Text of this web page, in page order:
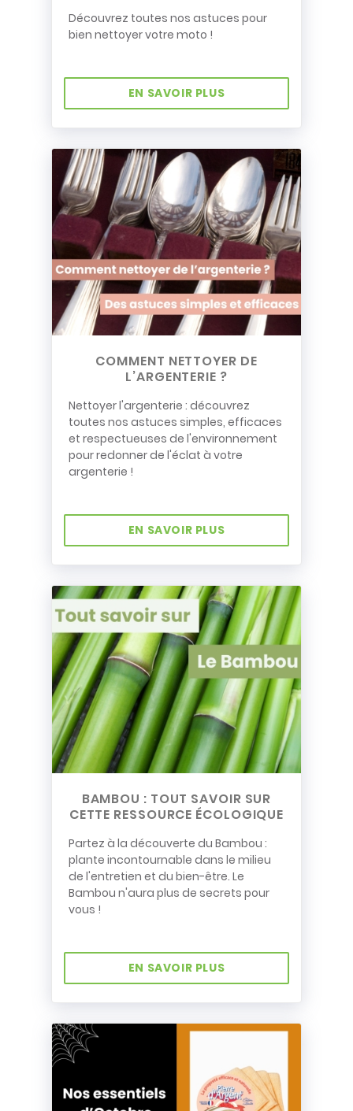
Découvrez toutes nos astuces pour
bien nettoyer votre moto !
EN SAVOIR PLUS
COMMENT NETTOYER DE
L’ARGENTERIE ?
Nettoyer l'argenterie : découvrez
toutes nos astuces simples, efficaces
et respectueuses de l'environnement
pour redonner de l'éclat à votre
argenterie !
EN SAVOIR PLUS
BAMBOU : TOUT SAVOIR SUR
CETTE RESSOURCE ÉCOLOGIQUE
Partez à la découverte du Bambou :
plante incontournable dans le milieu
de l'entretien et du bien-être. Le
Bambou n'aura plus de secrets pour
vous !
EN SAVOIR PLUS